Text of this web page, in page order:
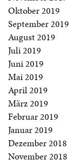
Oktober 2019
September 2019
August 2019
Juli 2019
Juni 2019
Mai 2019
April 2019
März 2019
Februar 2019
Januar 2019
Dezember 2018
November 2018